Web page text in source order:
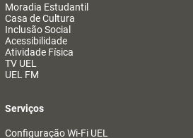
Moradia Estudantil
Casa de Cultura
Inclusão Social
Acessibilidade
Atividade Física
TV UEL
UEL FM
Serviços
Configuração Wi-Fi UEL